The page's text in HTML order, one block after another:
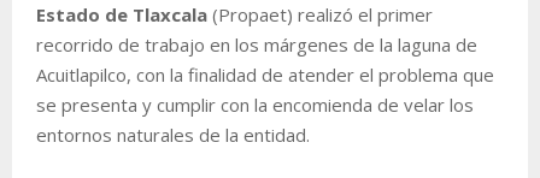
Estado de Tlaxcala (Propaet) realizó el primer
recorrido de trabajo en los márgenes de la laguna de
Acuitlapilco, con la finalidad de atender el problema que
se presenta y cumplir con la encomienda de velar los
entornos naturales de la entidad.